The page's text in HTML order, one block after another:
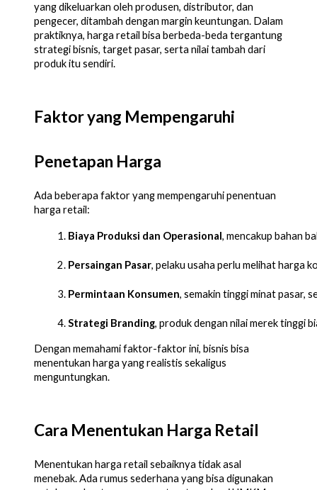
yang dikeluarkan oleh produsen, distributor, dan
pengecer, ditambah dengan margin keuntungan. Dalam
praktiknya, harga retail bisa berbeda-beda tergantung
strategi bisnis, target pasar, serta nilai tambah dari
produk itu sendiri.
Faktor yang Mempengaruhi
Penetapan Harga
Ada beberapa faktor yang mempengaruhi penentuan
harga retail:
Biaya Produksi dan Operasional, mencakup bahan
Persaingan Pasar, pelaku usaha perlu melihat harga
Permintaan Konsumen, semakin tinggi minat pasar,
Strategi Branding, produk dengan nilai merek tinggi
Dengan memahami faktor-faktor ini, bisnis bisa
menentukan harga yang realistis sekaligus
menguntungkan.
Cara Menentukan Harga Retail
Menentukan harga retail sebaiknya tidak asal
menebak. Ada rumus sederhana yang bisa digunakan